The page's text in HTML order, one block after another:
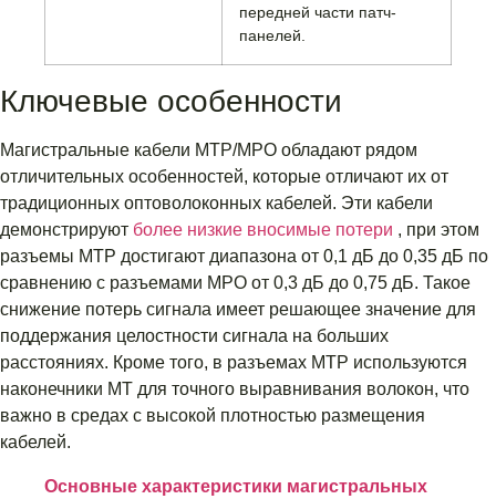
передней части патч-
панелей.
Ключевые особенности
Магистральные кабели MTP/MPO обладают рядом
отличительных особенностей, которые отличают их от
традиционных оптоволоконных кабелей. Эти кабели
демонстрируют более низкие вносимые потери , при этом
разъемы MTP достигают диапазона от 0,1 дБ до 0,35 дБ по
сравнению с разъемами MPO от 0,3 дБ до 0,75 дБ. Такое
снижение потерь сигнала имеет решающее значение для
поддержания целостности сигнала на больших
расстояниях. Кроме того, в разъемах MTP используются
наконечники MT для точного выравнивания волокон, что
важно в средах с высокой плотностью размещения
кабелей.
Основные характеристики магистральных